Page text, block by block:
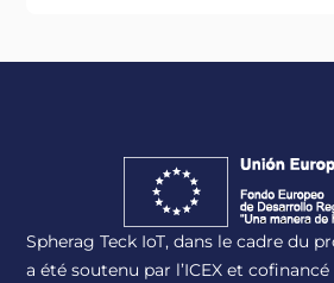
Spherag Teck IoT, dans le cadre du
a été soutenu par l’ICEX et